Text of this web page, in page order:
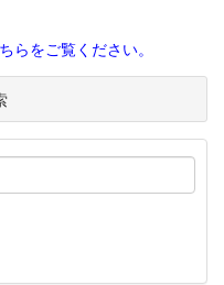
らをご覧ください。